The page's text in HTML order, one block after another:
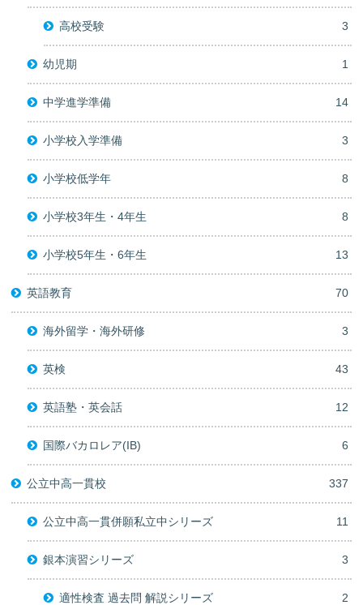
高校受験 3
幼児期 1
中学進学準備 14
小学校入学準備 3
小学校低学年 8
小学校3年生・4年生 8
小学校5年生・6年生 13
英語教育 70
海外留学・海外研修 3
英検 43
英語塾・英会話 12
国際バカロレア(IB) 6
公立中高一貫校 337
公立中高一貫併願私立中シリーズ 11
銀本演習シリーズ 3
適性検査 過去問 解説シリーズ 2